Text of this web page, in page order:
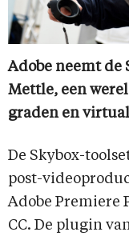
Adobe neemt de
Mettle, een
graden en
De Skybox-
post-
Adobe Premiere
CC. De plugin